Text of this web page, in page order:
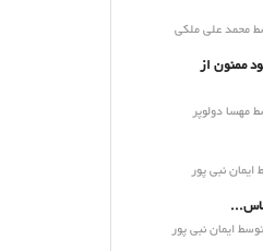
ممنون از